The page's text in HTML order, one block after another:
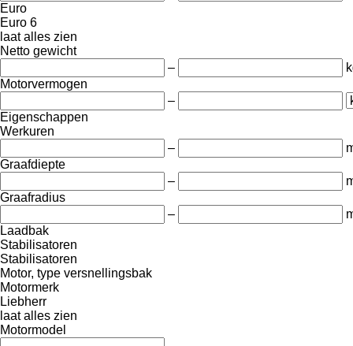
Euro
Euro 6
laat alles zien
Netto gewicht
–
Motorvermogen
–
Eigenschappen
Werkuren
–
Graafdiepte
–
Graafradius
–
Laadbak
Stabilisatoren
Stabilisatoren
Motor, type versnellingsbak
Motormerk
Liebherr
laat alles zien
Motormodel